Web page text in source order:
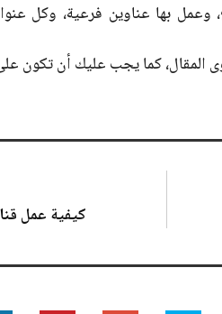
وعمل بها عناوين فرعية، وكل
كما يجب عليك أن تكون
كيفية عمل